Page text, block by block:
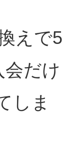
えで5
だけ
しま